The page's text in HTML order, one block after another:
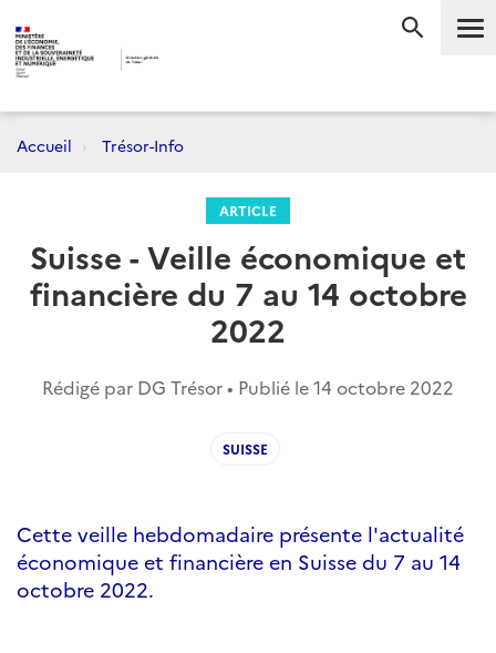
Accueil Trésor-Info
ARTICLE
Suisse - Veille économique et
financière du 7 au 14 octobre
2022
Rédigé par DG Trésor • Publié le14 octobre 2022
SUISSE
Cette veille hebdomadaire présente l'actualité
économique et financière en Suisse du 7 au 14
octobre 2022.